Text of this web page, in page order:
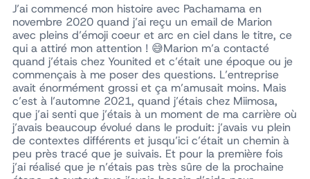
J’ai commencé mon histoire avec Pachamama en
novembre 2020 quand j’ai reçu un email de Marion
avec pleins d’émoji coeur et arc en ciel dans le titre, ce
qui a attiré mon attention ! 😅Marion m’a contacté
quand j’étais chez Younited et c’était une époque ou je
commençais à me poser des questions. L’entreprise
avait énormément grossi et ça m’amusait moins. Mais
c’est à l’automne 2021, quand j’étais chez Miimosa,
que j’ai senti que j’étais à un moment de ma carrière où
j’avais beaucoup évolué dans le produit: j’avais vu plein
de contextes différents et jusqu’ici c’était un chemin à
peu près tracé que je suivais. Et pour la première fois
j’ai réalisé que je n’étais pas très sûre de la prochaine